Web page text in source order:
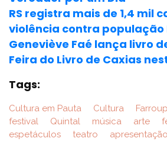
RS registra mais de 1,4 mil
violência contra população
Geneviève Faé lança livro
Feira do Livro de Caxias
Tags:
Cultura em Pauta Cultura
festival
Quintal música arte
espetáculos
teatro apresentação